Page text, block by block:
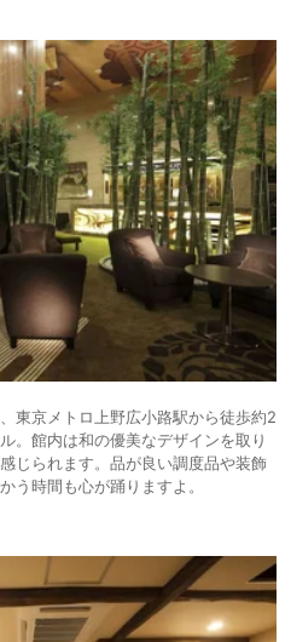
東京メトロ上野広小路駅から徒歩約2
。館内は和の優美なデザインを取り
じられます。品が良い調度品や装飾
う時間も心が踊りますよ。